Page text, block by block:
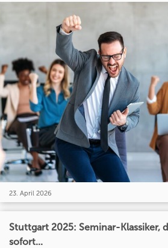
23. April 2026
Stuttgart 2025: Seminar-Klassiker,
sofort...